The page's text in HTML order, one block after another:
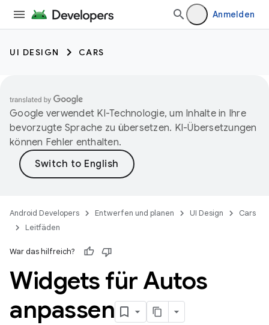
Anmelden
UI DESIGN CARS
Google verwendet KI-Technologie, um Inhalte in Ihre
bevorzugte Sprache zu übersetzen. KI-Übersetzungen
können Fehler enthalten.
Android Developers Entwerfen und planen UI Design
Cars
Leitfäden
War das hilfreich?
Widgets für Autos
anpassen